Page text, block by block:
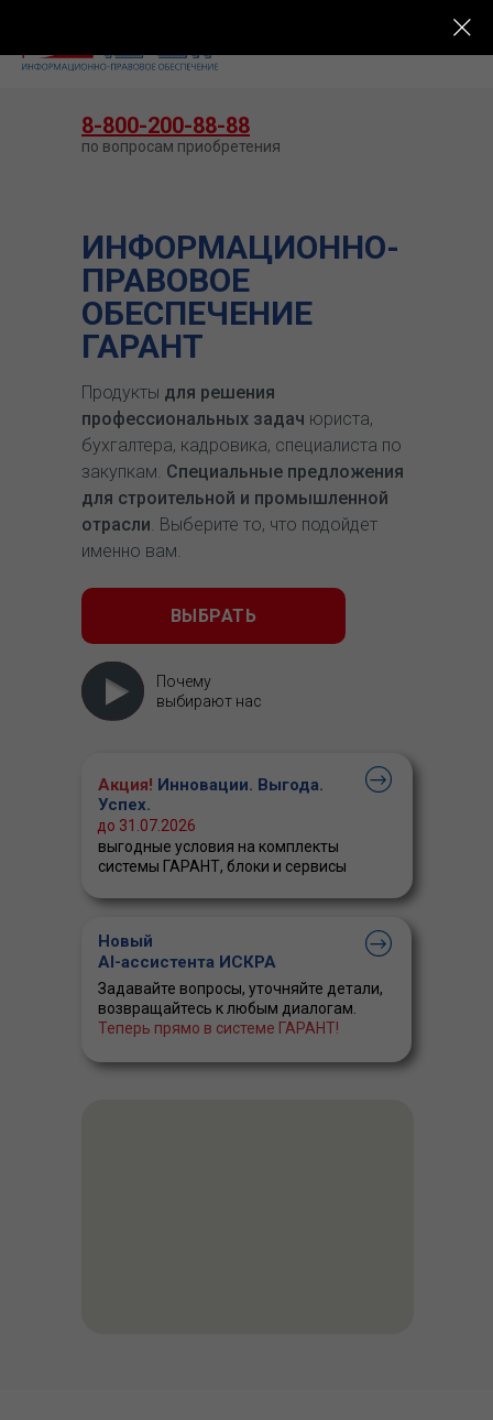
ИНФОРМАЦИОННО-
ПРАВОВОЕ
ОБЕСПЕЧЕНИЕ
ГАРАНТ
Продукты для решения
профессиональных задач юриста,
бухгалтера, кадровика, специалиста по
закупкам. Специальные предложения
для строительной и промышленной
отрасли. Выберите то, что подойдет
именно вам.
ВЫБРАТЬ
Почему
выбирают нас
Акция! Инновации. Выгода.
Успех.
выгодные условия на комплекты
системы ГАРАНТ, блоки и сервисы
до 31.07.2026
8-800-200-88-88
по вопросам приобретения
Новый
AI-ассистента ИСКРА
Задавайте вопросы, уточняйте детали,
возвращайтесь к любым диалогам.
Теперь прямо в системе ГАРАНТ!